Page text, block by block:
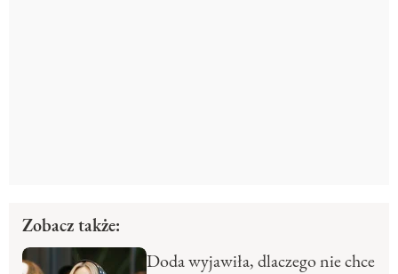
Zobacz także:
Doda wyjawiła, dlaczego nie chce